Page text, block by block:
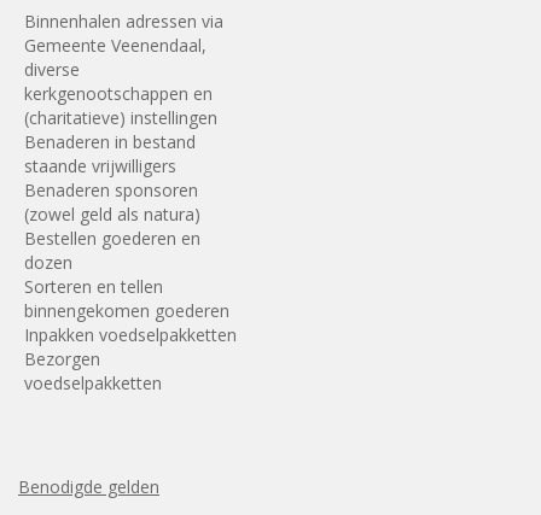
Binnenhalen adressen via
Gemeente Veenendaal,
diverse
kerkgenootschappen en
(charitatieve) instellingen
Benaderen in bestand
staande vrijwilligers
Benaderen sponsoren
(zowel geld als natura)
Bestellen goederen en
dozen
Sorteren en tellen
binnengekomen goederen
Inpakken voedselpakketten
Bezorgen
voedselpakketten
Benodigde gelden